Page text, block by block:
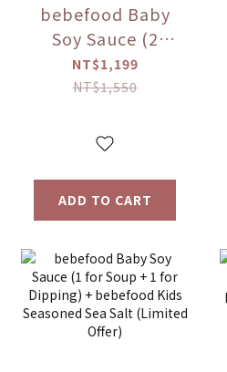
bebefood Baby
Soy Sauce (2
bottles, 1 for
soup + 1 for
bebefood Kids
Salt (1 bottle) +
Hibebe Baby
Root and Chicken
Porridge) (1 box)
NT$1,199
NT$1,550
ADD TO CART